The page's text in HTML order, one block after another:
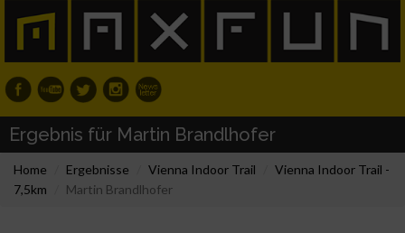
Ergebnis für Martin Brandlhofer
Home Ergebnisse Vienna Indoor Trail
Vienna Indoor Trail -
7,5km
Martin Brandlhofer